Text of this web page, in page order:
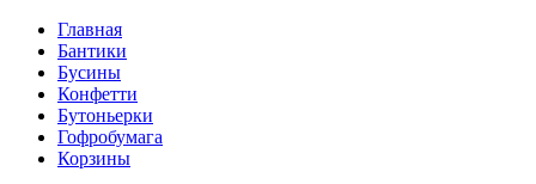
Главная
Бантики
Бусины
Конфетти
Бутоньерки
Гофробумага
Корзины